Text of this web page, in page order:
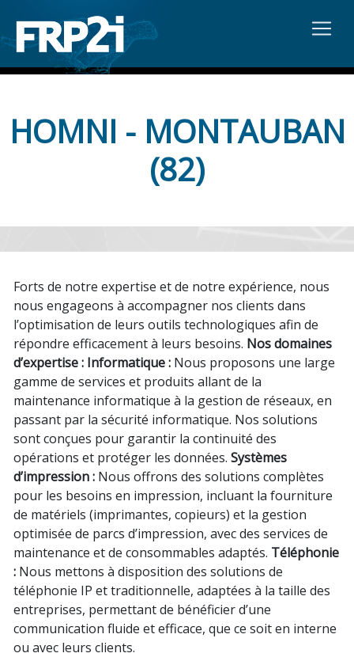
HOMNI - MONTAUBAN
(82)
Forts de notre expertise et de notre expérience, nous
nous engageons à accompagner nos clients dans
l’optimisation de leurs outils technologiques afin de
répondre efficacement à leurs besoins. Nos domaines
d’expertise : Informatique : Nous proposons une large
gamme de services et produits allant de la
maintenance informatique à la gestion de réseaux, en
passant par la sécurité informatique. Nos solutions
sont conçues pour garantir la continuité des
opérations et protéger les données. Systèmes
d’impression : Nous offrons des solutions complètes
pour les besoins en impression, incluant la fourniture
de matériels (imprimantes, copieurs) et la gestion
optimisée de parcs d’impression, avec des services de
maintenance et de consommables adaptés. Téléphonie
: Nous mettons à disposition des solutions de
téléphonie IP et traditionnelle, adaptées à la taille des
entreprises, permettant de bénéficier d’une
communication fluide et efficace, que ce soit en interne
ou avec leurs clients.